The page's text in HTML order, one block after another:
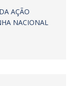
AÇÃO
NACIONAL